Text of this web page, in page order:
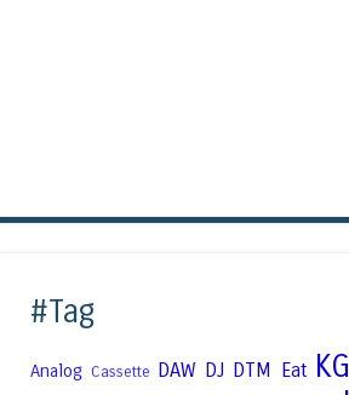
#Tag
Analog Cassette DAW DJ DTM Eat KG